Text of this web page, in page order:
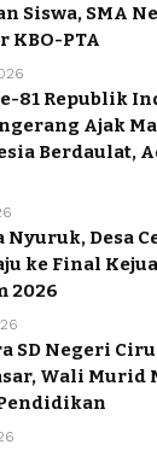
Siswa, SMA
KBO-PTA
81 Republik
Ajak
Berdaulat,
Nyuruk, Desa
ke Final
2026
SD Negeri
Wali Murid